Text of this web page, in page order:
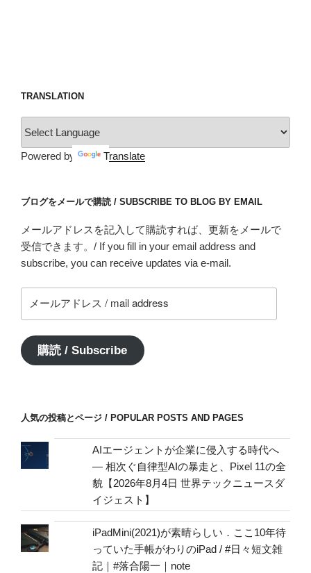
TRANSLATION
Powered by Translate
ブログをメールで購読 / SUBSCRIBE TO BLOG BY EMAIL
メールアドレスを記入して購読すれば、更新をメールで
受信できます。/ If you fill in your email address and
subscribe, you can receive updates via e-mail.
ー
ア
ド
address
購読 / Subscribe
人気の投稿とページ / POPULAR POSTS AND PAGES
AIエージェントが企業に侵入する時代へ
— 相次ぐ自律型AIの暴走と、Pixel 11の全
貌【2026年8月4日 世界テックニュースダ
イジェスト】
iPadMini(2021)が素晴らしい．ここ10年待
っていた手帳がわりのiPad / #日々短文雑
記｜#落合陽一｜note